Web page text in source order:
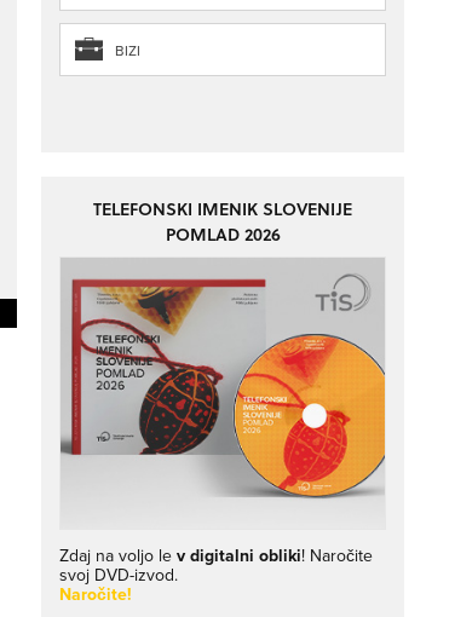
BIZI
TELEFONSKI IMENIK SLOVENIJE
POMLAD 2026
Zdaj na voljo lev digitalni obliki! Naročite
svoj DVD-izvod.
Naročite!